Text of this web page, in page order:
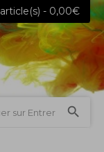
- 0,00€